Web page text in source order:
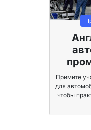
Примите
для
чтобы